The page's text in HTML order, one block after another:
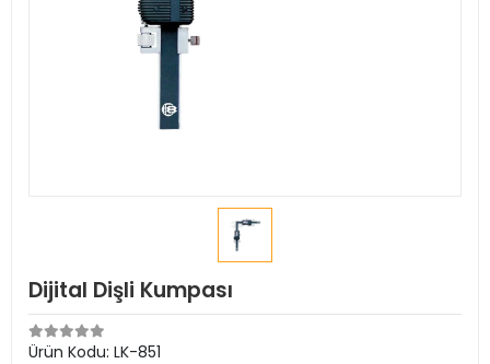
Dijital Dişli Kumpası
Ürün Kodu: LK-851